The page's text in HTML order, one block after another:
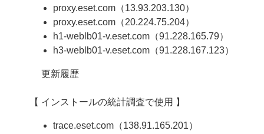
proxy.eset.com（13.93.203.130）
proxy.eset.com（20.224.75.204）
h1-weblb01-v.eset.com（91.228.165.79）
h3-weblb01-v.eset.com（91.228.167.123）
更新履歴
【 インストールの統計調査で使用 】
trace.eset.com（138.91.165.201）